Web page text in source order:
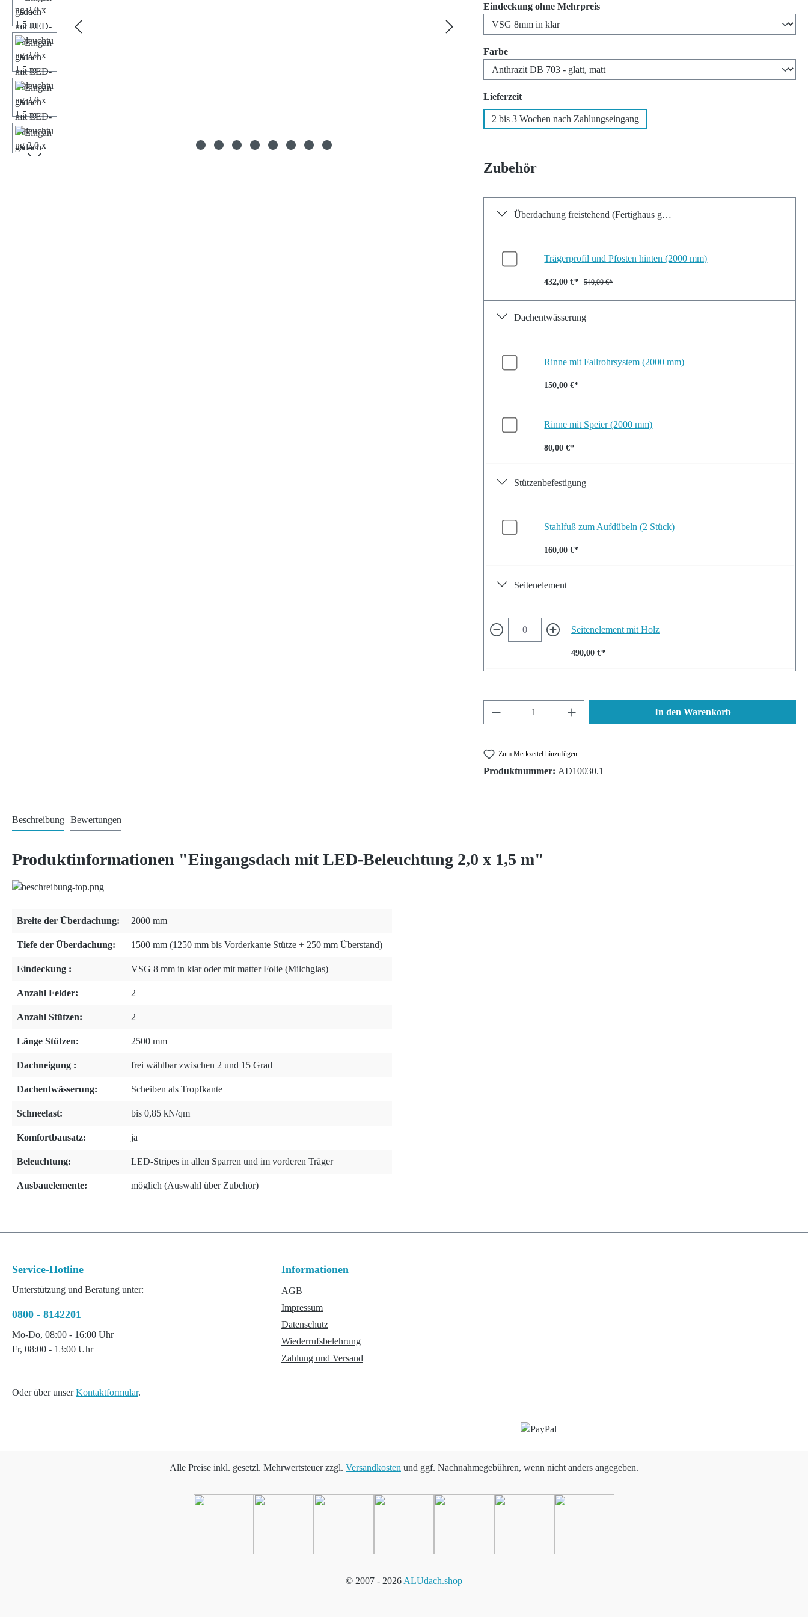
Eindeckung ohne Mehrpreisauswählen
Farbeauswählen
Lieferzeitauswählen
2 bis 3 Wochen nach Zahlungseingang
Zubehör
Überdachung freistehend (Fertighaus geeignet)
Trägerprofil und Pfosten hinten (2000 mm)
432,00 €* 540,00 €*
Dachentwässerung
Rinne mit Fallrohrsystem (2000 mm)
150,00 €*
Rinne mit Speier (2000 mm)
80,00 €*
Stützenbefestigung
Stahlfuß zum Aufdübeln (2 Stück)
160,00 €*
Seitenelement
Seitenelement mit Holz
490,00 €*
Produkt Anzahl: Gib den gewünschten Wert ein oder
In den Warenkorb
Zum Merkzettel hinzufügen
Produktnummer: AD10030.1
Beschreibung Bewertungen
Produktinformationen "Eingangsdach mit LED-Beleuchtung 2,0 x 1,5 m"
Breite der Überdachung: 2000 mm
Tiefe der Überdachung: 1500 mm (1250 mm bis Vorderkante Stütze + 250 mm Überstand)
Eindeckung : VSG 8 mm in klar oder mit matter Folie (Milchglas)
Anzahl Felder: 2
Anzahl Stützen: 2
Länge Stützen: 2500 mm
Dachneigung : frei wählbar zwischen 2 und 15 Grad
Dachentwässerung: Scheiben als Tropfkante
Schneelast: bis 0,85 kN/qm
Komfortbausatz: ja
Beleuchtung: LED-Stripes in allen Sparren und im vorderen Träger
Ausbauelemente: möglich (Auswahl über Zubehör)
Service-Hotline
Unterstützung und Beratung unter:
0800 - 8142201
Mo-Do, 08:00 - 16:00 Uhr
Fr, 08:00 - 13:00 Uhr
Oder über unserKontaktformular.
Informationen
AGB
Impressum
Datenschutz
Wiederrufsbelehrung
Zahlung und Versand
Alle Preise inkl. gesetzl. Mehrwertsteuer zzgl. Versandkosten und ggf. Nachnahmegebühren, wenn nicht anders angegeben.
© 2007 - 2026 ALUdach.shop